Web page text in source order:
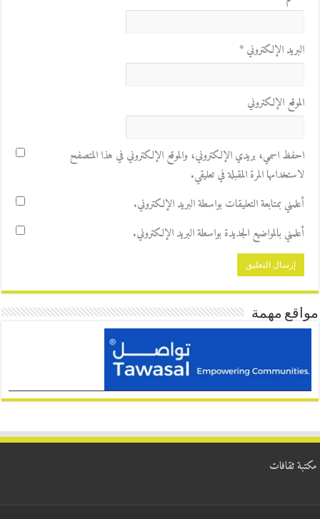
البريد الإلكتروني*
الموقع الإلكتروني
احفظ اسمي، بريدي الإلكتروني، والموقع الإلكتروني في هذا المتصفح
لاستخدامها المرة المقبلة في تعليقي.
أعلمني بمتابعة التعليقات بواسطة البريد الإلكتروني.
أعلمني بالمواضيع الجديدة بواسطة البريد الإلكتروني.
مواقع مهمة
مكتبة ثقافات